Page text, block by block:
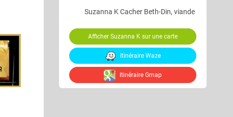
Suzanna KCacher Beth-Din, viande
Afficher Suzanna K sur une carte
Itinéraire Waze
Itinéraire Gmap